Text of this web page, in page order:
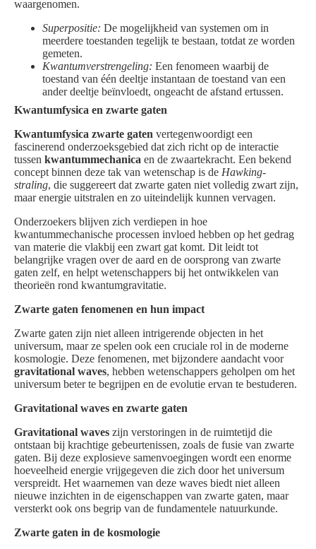
waargenomen.
Superpositie: De mogelijkheid van systemen om in
meerdere toestanden tegelijk te bestaan, totdat ze worden
gemeten.
Kwantumverstrengeling: Een fenomeen waarbij de
toestand van één deeltje instantaan de toestand van een
ander deeltje beïnvloedt, ongeacht de afstand ertussen.
Kwantumfysica en zwarte gaten
Kwantumfysica zwarte gaten vertegenwoordigt een
fascinerend onderzoeksgebied dat zich richt op de interactie
tussen kwantummechanica en de zwaartekracht. Een bekend
concept binnen deze tak van wetenschap is de Hawking-
straling, die suggereert dat zwarte gaten niet volledig zwart zijn,
maar energie uitstralen en zo uiteindelijk kunnen vervagen.
Onderzoekers blijven zich verdiepen in hoe
kwantummechanische processen invloed hebben op het gedrag
van materie die vlakbij een zwart gat komt. Dit leidt tot
belangrijke vragen over de aard en de oorsprong van zwarte
gaten zelf, en helpt wetenschappers bij het ontwikkelen van
theorieën rond kwantumgravitatie.
Zwarte gaten fenomenen en hun impact
Zwarte gaten zijn niet alleen intrigerende objecten in het
universum, maar ze spelen ook een cruciale rol in de moderne
kosmologie. Deze fenomenen, met bijzondere aandacht voor
gravitational waves, hebben wetenschappers geholpen om het
universum beter te begrijpen en de evolutie ervan te bestuderen.
Gravitational waves en zwarte gaten
Gravitational waves zijn verstoringen in de ruimtetijd die
ontstaan bij krachtige gebeurtenissen, zoals de fusie van zwarte
gaten. Bij deze explosieve samenvoegingen wordt een enorme
hoeveelheid energie vrijgegeven die zich door het universum
verspreidt. Het waarnemen van deze waves biedt niet alleen
nieuwe inzichten in de eigenschappen van zwarte gaten, maar
versterkt ook ons begrip van de fundamentele natuurkunde.
Zwarte gaten in de kosmologie